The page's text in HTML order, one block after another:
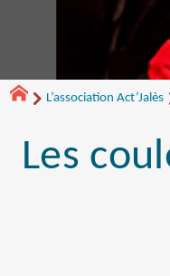
L’association Act’Jalès
Les